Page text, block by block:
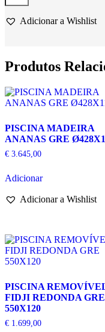
DESMONTÁVEL
FLORESTA
Adicionar a Wishlist
Produtos
PISCINA MADEIRA
ANANAS GRE
€ 3.645,00
Adicionar
Adicionar a Wishlist
PISCINA
FIDJI REDONDA GRE
550X120
€ 1.699,00